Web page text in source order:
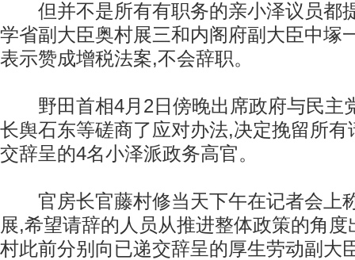
但并不是所有有职务的亲小泽议员都
学省副大臣奥村展三和内阁府副大臣中塚
表示赞成增税法案,不会辞职。
野田首相4月2日傍晚出席政府与民主
长舆石东等磋商了应对办法,决定挽留所
交辞呈的4名小泽派政务高官。
官房长官藤村修当天下午在记者会上
展,希望请辞的人员从推进整体政策的角
村此前分别向已递交辞呈的厚生劳动副大